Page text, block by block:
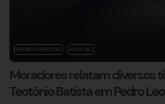
PEDRO LEOPOLDO POLICIAL
Moradores relatam diversos
Teotônio Batista em Pedro